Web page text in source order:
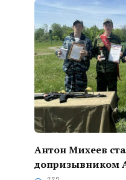
Антон Михеев
допризывником